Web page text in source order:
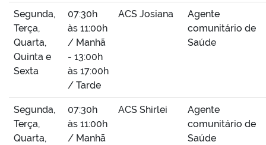
Segunda,
Terça,
Quarta,
Quinta e
Sexta
07:30h
às 11:00h
/ Manhã
- 13:00h
às 17:00h
/ Tarde
ACS Josiana
Agente
comunitário de
Saúde
Segunda,
Terça,
Quarta,
07:30h
às 11:00h
/ Manhã
ACS Shirlei
Agente
comunitário de
Saúde